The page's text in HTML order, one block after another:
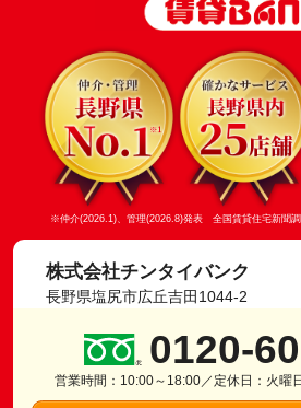
※仲介(2026.1)、管理(2026.8)発表 全国賃貸住宅新聞調
株式会社チンタイバンク
長野県塩尻市広丘吉田1044-2
0120-
営業時間：10:00～18:00／定休日：火曜